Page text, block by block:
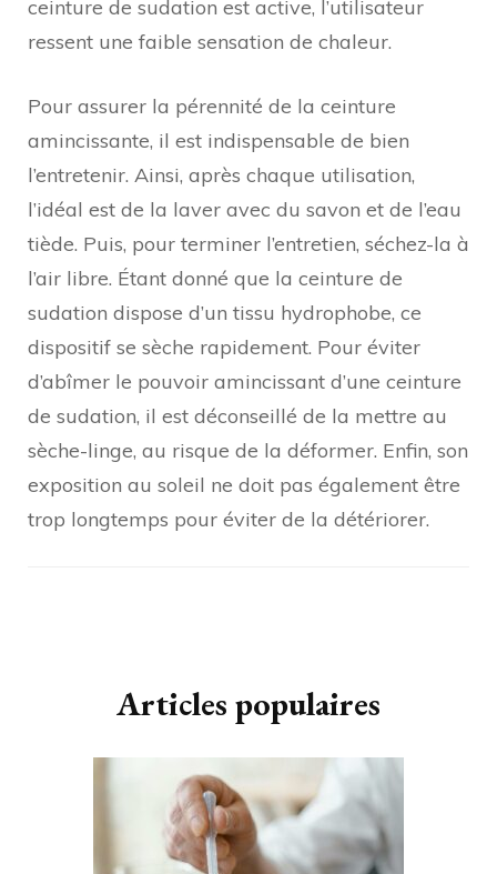
ceinture de sudation est active, l’utilisateur
ressent une faible sensation de chaleur.
Pour assurer la pérennité de la ceinture
amincissante, il est indispensable de bien
l’entretenir. Ainsi, après chaque utilisation,
l’idéal est de la laver avec du savon et de l’eau
tiède. Puis, pour terminer l’entretien, séchez-la à
l’air libre. Étant donné que la ceinture de
sudation dispose d’un tissu hydrophobe, ce
dispositif se sèche rapidement. Pour éviter
d’abîmer le pouvoir amincissant d’une ceinture
de sudation, il est déconseillé de la mettre au
sèche-linge, au risque de la déformer. Enfin, son
exposition au soleil ne doit pas également être
trop longtemps pour éviter de la détériorer.
Articles populaires